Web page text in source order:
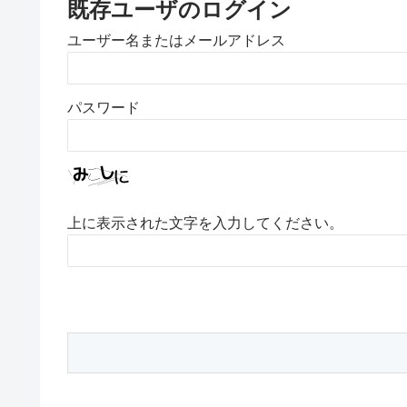
既存ユーザのログイン
ユーザー名またはメールアドレス
パスワード
上に表示された文字を入力してください。